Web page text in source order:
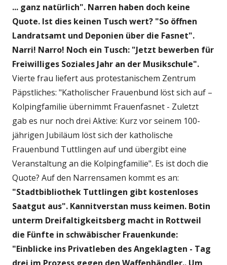
... ganz natürlich". Narren haben doch keine
Quote. Ist dies keinen Tusch wert? "So öffnen
Landratsamt und Deponien über die Fasnet".
Narri! Narro! Noch ein Tusch: "Jetzt bewerben für
Freiwilliges Soziales Jahr an der Musikschule".
Vierte frau liefert aus protestanischem Zentrum
Päpstliches: "Katholischer Frauenbund löst sich auf –
Kolpingfamilie übernimmt Frauenfasnet - Zuletzt
gab es nur noch drei Aktive: Kurz vor seinem 100-
jährigen Jubiläum löst sich der katholische
Frauenbund Tuttlingen auf und übergibt eine
Veranstaltung an die Kolpingfamilie". Es ist doch die
Quote? Auf den Narrensamen kommt es an:
"Stadtbibliothek Tuttlingen gibt kostenloses
Saatgut aus". Kannitverstan muss keimen. Botin
unterm Dreifaltigkeitsberg macht in Rottweil
die Fünfte in schwäbischer Frauenkunde:
"Einblicke ins Privatleben des Angeklagten - Tag
drei im Prozess gegen den Waffenhändler.. Um